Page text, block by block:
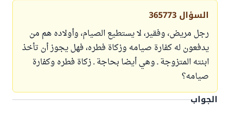
السؤال 365773
رجل مريض، وفقير، لا يستطيع الصيام، وأولاده هم من
يدفعون له كفارة صيامه وزكاة فطره، فهل يجوز أن تأخذ
ابنته المتزوجة ـ وهي أيضا بحاجة ـ زكاة فطره وكفارة
صيامه؟
الجواب